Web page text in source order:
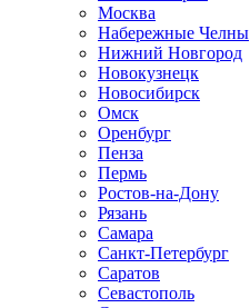
Москва
Набережные Челны
Нижний Новгород
Новокузнецк
Новосибирск
Омск
Оренбург
Пенза
Пермь
Ростов-на-Дону
Рязань
Самара
Санкт-Петербург
Саратов
Севастополь